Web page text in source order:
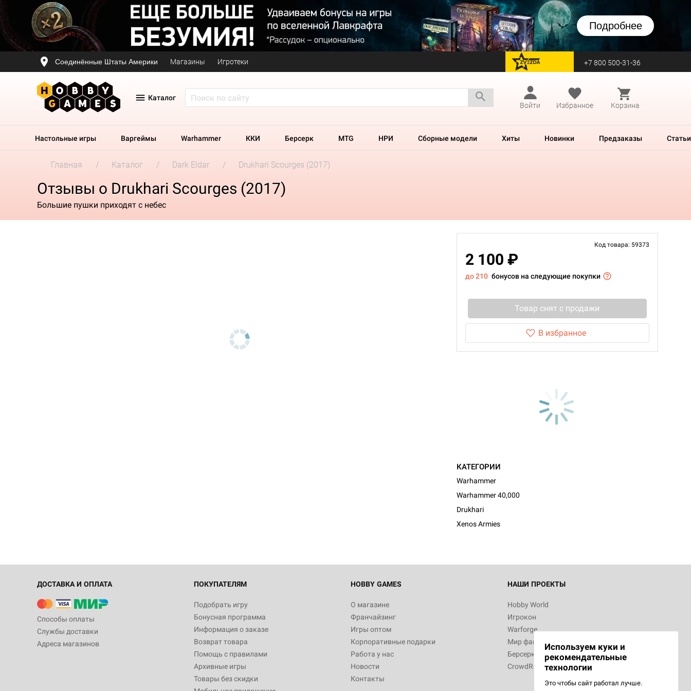
Подробнее
Соединённые Штаты Америки Магазины Игротеки перейти на Zvezda +7 800 500-31-36
Каталог
Войти
Избранное Корзина
Настольные игры Варгеймы Warhammer ККИ Берсерк MTG НРИ Сборные модели Хиты Новинки Предзаказы Статьи
Главная Каталог Dark Eldar Drukhari Scourges (2017)
Отзывы о Drukhari Scourges (2017)
Большие пушки приходят с небес
Код товара: 59373
2 100 ₽
до 210 бонусов на следующие покупки
Товар снят с продажи
В избранное
КАТЕГОРИИ
Warhammer
Warhammer 40,000
Drukhari
Xenos Armies
ДОСТАВКА И ОПЛАТА
Способы оплаты
Службы доставки
Адреса магазинов
ПОКУПАТЕЛЯМ
Подобрать игру
Бонусная программа
Информация о заказе
Возврат товара
Помощь с правилами
Архивные игры
Товары без скидки
HOBBY GAMES
О магазине
Франчайзинг
Игры оптом
Корпоративные подарки
Работа у нас
Новости
Контакты
НАШИ ПРОЕКТЫ
Hobby World
Игрокон
Warforge
Мир фантастики
Берсерк
CrowdRepublic
Используем куки и
рекомендательные
технологии
Это чтобы сайт работал лучше.